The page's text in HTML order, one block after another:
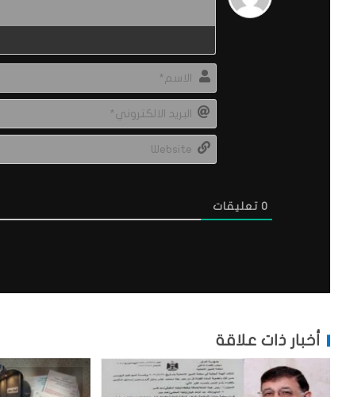
0 تعليقات
أخبار ذات علاقة